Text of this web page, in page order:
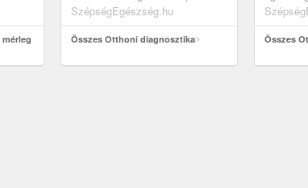
gyógyászati kellékek |
SzépségEgészség.hu
Összes Otthoni diagnosztika Összes